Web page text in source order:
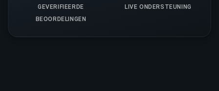
GEVERIFIEERDE
BEOORDELINGEN
LIVE ONDERSTEUNING